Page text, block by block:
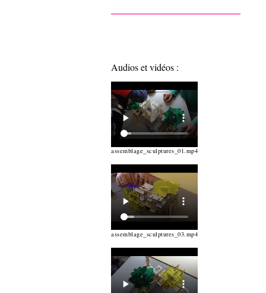
Audios et vidéos :
assemblage_sculptures_01.mp4
assemblage_sculptures_03.mp4